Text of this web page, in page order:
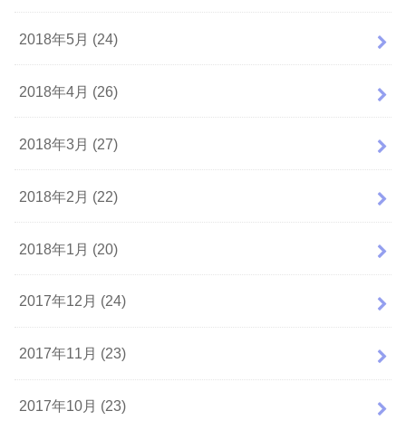
2018年5月 (24)
2018年4月 (26)
2018年3月 (27)
2018年2月 (22)
2018年1月 (20)
2017年12月 (24)
2017年11月 (23)
2017年10月 (23)